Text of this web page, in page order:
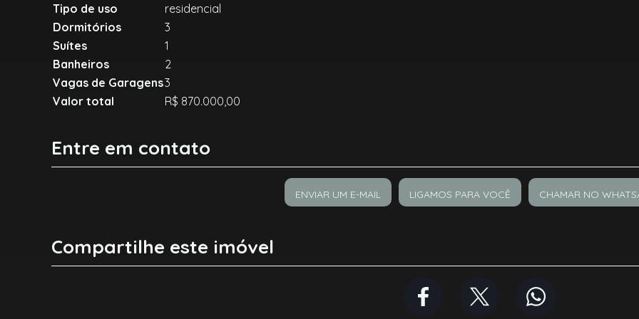
Tipo de uso
residencial
Dormitórios
3
Suítes
1
Banheiros
2
Vagas de Garagens3
Valor total
R$ 870.000,00
Entre em contato
ENVIAR UM E-MAIL LIGAMOS PARA VOCÊ CHAMAR NO
Compartilhe este imóvel